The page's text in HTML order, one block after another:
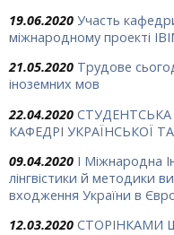
19.06.2020 Участь
міжнародному проекті
21.05.2020 Трудове
іноземних мов
22.04.2020 СТУДЕНТСЬКА
КАФЕДРІ УКРАЇНСЬКОЇ
09.04.2020 I Міжнародна
лінгвістики й методики
входження України в
12.03.2020 СТОРІНКАМИ